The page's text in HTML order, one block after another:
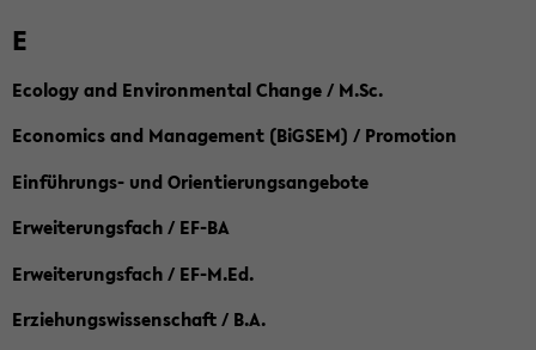
E
Ecology and Environmental Change / M.Sc.
Economics and Management (BiGSEM) / Promotion
Einführungs- und Orientierungsangebote
Erweiterungsfach / EF-BA
Erweiterungsfach / EF-M.Ed.
Erziehungswissenschaft / B.A.